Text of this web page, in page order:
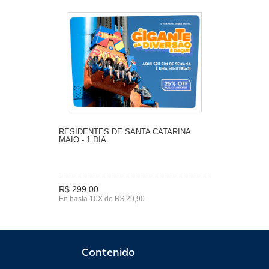
RESIDENTES DE SANTA CATARINA
MAIO - 1 DIA
R$ 299,00
En hasta 10X de R$ 29,90
Contenido